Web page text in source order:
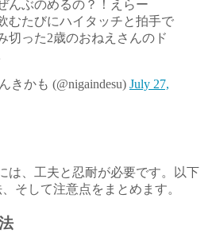
んぶのめるの？！えらー
むたびにハイタッチと拍手で
切った2歳のおねえさんのド
かも (@nigaindesu) July 27,
は、工夫と忍耐が必要です。以下
そして注意点をまとめます。